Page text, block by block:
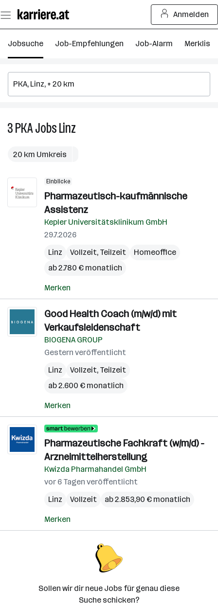
Seiteninhalt
springen
Anmelden
Jobsuche Job-Empfehlungen Job-Alarm Merkliste
3PKAJobsLinz
20 km Umkreis
Einblicke
Pharmazeutisch-kaufmännische
Assistenz
Kepler Universitätsklinikum GmbH
29.7.2026
Linz
Vollzeit, Teilzeit
Homeoffice
ab 2.780 € monatlich
Merken
Good Health Coach (m/w/d) mit
Verkaufsleidenschaft
BIOGENA GROUP
Gestern veröffentlicht
Linz
Vollzeit, Teilzeit
ab 2.600 € monatlich
Merken
Pharmazeutische Fachkraft (w/m/d) -
Arzneimittelherstellung
Kwizda Pharmahandel GmbH
vor 6 Tagen veröffentlicht
Linz
Vollzeit ab 2.853,90 € monatlich
Merken
Sollen wir dir neue Jobs für genau diese
Suche schicken?